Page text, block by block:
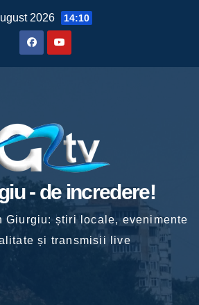
2026 14:10
- de incredere!
Giurgiu: știri locale, evenimente
și transmisii live